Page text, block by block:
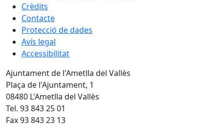
Crèdits
Contacte
Protecció de dades
Avís legal
Accessibilitat
Ajuntament de l'Ametlla del Vallès
Plaça de l'Ajuntament, 1
08480 L'Ametlla del Vallès
Tel. 93 843 25 01
Fax 93 843 23 13